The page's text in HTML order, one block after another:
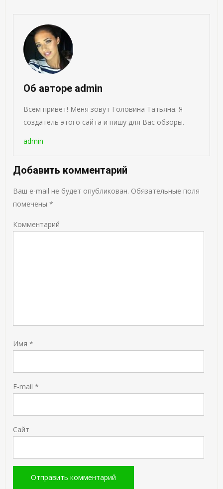
Об авторе admin
Всем привет! Меня зовут Головина Татьяна. Я
создатель этого сайта и пишу для Вас обзоры.
admin
Добавить комментарий
Ваш e-mail не будет опубликован. Обязательные поля
помечены*
Комментарий
Имя*
E-mail*
Сайт